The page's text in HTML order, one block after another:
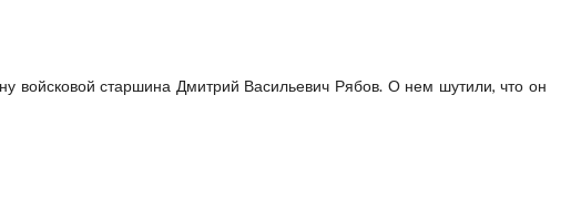
войсковой старшина Дмитрий Васильевич Рябов. О нем шутили, что он